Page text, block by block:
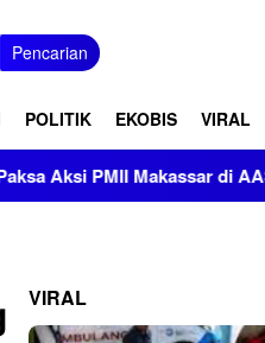
Pencarian
POLITIK EKOBIS VIRAL
Makassar di AAS Building
VIRAL